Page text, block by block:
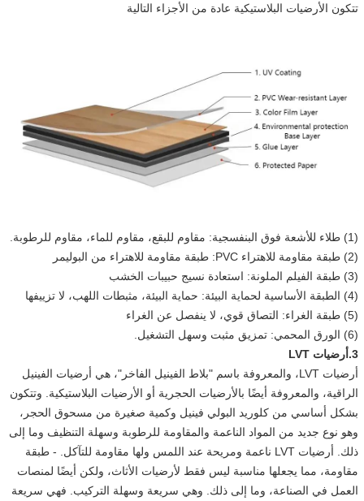
تتكون الأرضيات البلاستيكية عادة من الأجزاء التالية
(1) طلاء للأشعة فوق البنفسجية: مقاوم للبقع، مقاوم للماء، مقاوم للرطوبة.
(2) طبقة مقاومة للاهتراء PVC: طبقة مقاومة للاهتراء من البوليمر
(3) طبقة الفيلم الملونة: استعادة نسيج حبيبات الخشب
(4) الطبقة الأساسية لحماية البيئة: حماية البيئة، مثبطات اللهب، لا تزييفها
(5) طبقة الغراء: التصاق قوي، لا ينفصل عن الغراء
(6) الورق المحمي: تمزيق مثبت وسهل التشغيل.
3.أرضيات LVT
أرضيات LVT، والمعروفة باسم "بلاط الفينيل الفاخر"، هي أرضيات الفينيل
الراقية، والمعروفة أيضًا بالأرضيات الحجرية أو الأرضيات البلاستيكية. وتتكون
بشكل أساسي من كلوريد البولي فينيل وكمية صغيرة من مسحوق الحجر،
وهو نوع جديد من المواد الناعمة والمقاومة للرطوبة وسهلة التنظيف وما إلى
ذلك. أرضيات LVT ناعمة ومريحة عند اللمس ولها مقاومة للتآكل. - طبقة
مقاومة، مما يجعلها مناسبة ليس فقط لأرضيات الأثاث، ولكن أيضًا لمنصات
العمل في الصناعة، وما إلى ذلك. وهي سريعة وسهلة التركيب. فهي سريعة